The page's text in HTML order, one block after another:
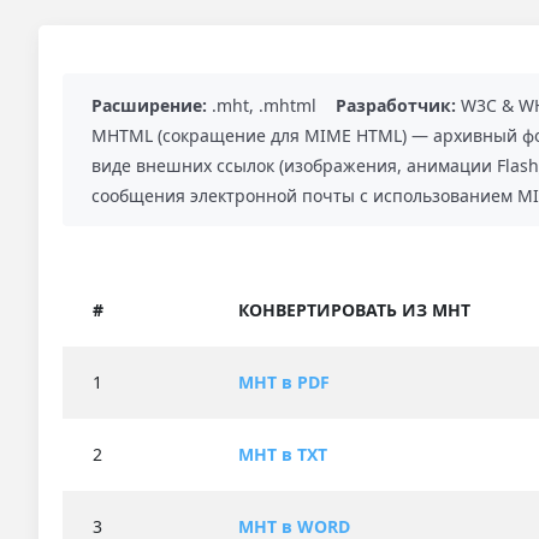
Расширение: .mht, .mhtml Разработчик: W3C &
MHTML (сокращение для MIME HTML) — архивный
виде внешних ссылок (изображения, анимации
сообщения электронной почты с использованием
# КОНВЕРТИРОВАТЬ ИЗ MHT
1 MHT в PDF
2 MHT в TXT
3 MHT в WORD